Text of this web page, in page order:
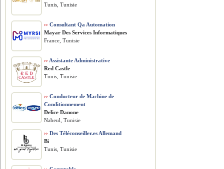
Tunis, Tunisie
›› Consultant Qa Automation
Mayar Des Services Informatiques
France, Tunisie
›› Assistante Administrative
Red Castle
Tunis, Tunisie
›› Conducteur de Machine de
Conditionnement
Delice Danone
Nabeul, Tunisie
›› Des Téléconseiller.es Allemand
Bi
Tunis, Tunisie